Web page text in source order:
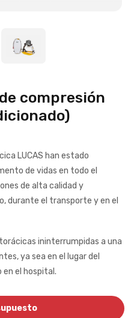
compresión
LUCAS han estado
de vidas en todo el
de alta calidad y
durante el transporte y en el
ininterrumpidas a una
ya sea en el lugar del
el hospital.